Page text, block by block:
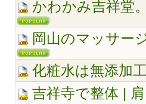
かわかみ吉祥堂
岡山のマッサー
化粧水は無添加
吉祥寺で整体 |